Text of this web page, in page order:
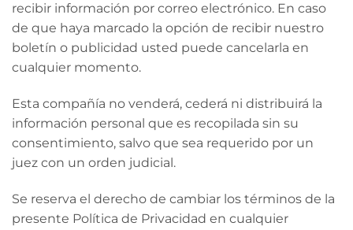
recibir información por correo electrónico. En caso
de que haya marcado la opción de recibir nuestro
boletín o publicidad usted puede cancelarla en
cualquier momento.
Esta compañía no venderá, cederá ni distribuirá la
información personal que es recopilada sin su
consentimiento, salvo que sea requerido por un
juez con un orden judicial.
Se reserva el derecho de cambiar los términos de la
presente Política de Privacidad en cualquier